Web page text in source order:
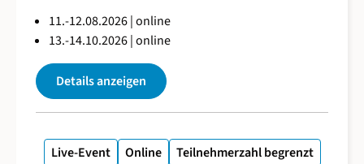
2 Tage Unser Windows Server Absicherung und
Härtung Seminar vermittelt den Teilnehmenden ein
umfassendes Verständnis der Methoden und Ziele
der Systemhärtung. Dabei lernen sie, kritische
Einstellungen zu identifizieren, Konfigurationen auf
Basis von CIS Controls/Benchmarks zu erarbeiten
Praxisnahe Übungen und Einblicke in reale
Anwendungsszenarien bieten den Teilnehmern die
11.-12.08.2026 | online
13.-14.10.2026 | online
Details anzeigen
Live-Event Online Teilnehmerzahl begrenzt